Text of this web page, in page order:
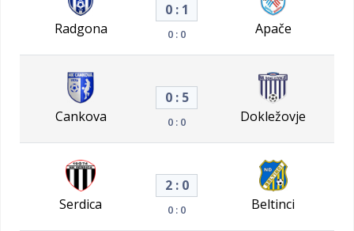
Radgona
0 : 1
0 : 0 Apače
Cankova
0 : 5
0 : 0 Dokležovje
Serdica
2 : 0
0 : 0 Beltinci